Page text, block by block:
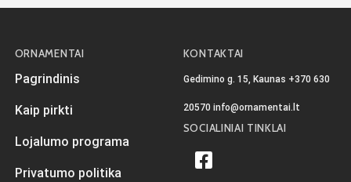
ORNAMENTAI
Pagrindinis
Kaip pirkti
Lojalumo programa
Privatumo politika
KONTAKTAI
Gedimino g. 15, Kaunas +370 630
20570 info@ornamentai.lt
SOCIALINIAI TINKLAI